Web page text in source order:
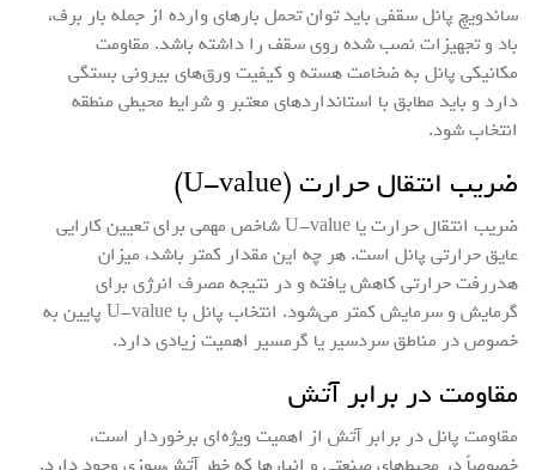
ساندویچ پانل سقفی باید توان تحمل بارهای وارده از جمله بار برف،
باد و تجهیزات نصب شده روی سقف را داشته باشد. مقاومت
مکانیکی پانل به ضخامت هسته و کیفیت ورق‌های بیرونی بستگی
دارد و باید مطابق با استانداردهای معتبر و شرایط محیطی منطقه
انتخاب شود.
ضریب انتقال حرارت (U-value)
ضریب انتقال حرارت یا U-value شاخص مهمی برای تعیین کارایی
عایق حرارتی پانل است. هر چه این مقدار کمتر باشد، میزان
هدررفت حرارتی کاهش یافته و در نتیجه مصرف انرژی برای
گرمایش و سرمایش کمتر می‌شود. انتخاب پانل با U-value پایین به
خصوص در مناطق سردسیر یا گرمسیر اهمیت زیادی دارد.
مقاومت در برابر آتش
مقاومت پانل در برابر آتش از اهمیت ویژه‌ای برخوردار است،